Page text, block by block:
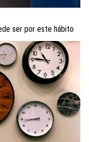
ser por este hábito